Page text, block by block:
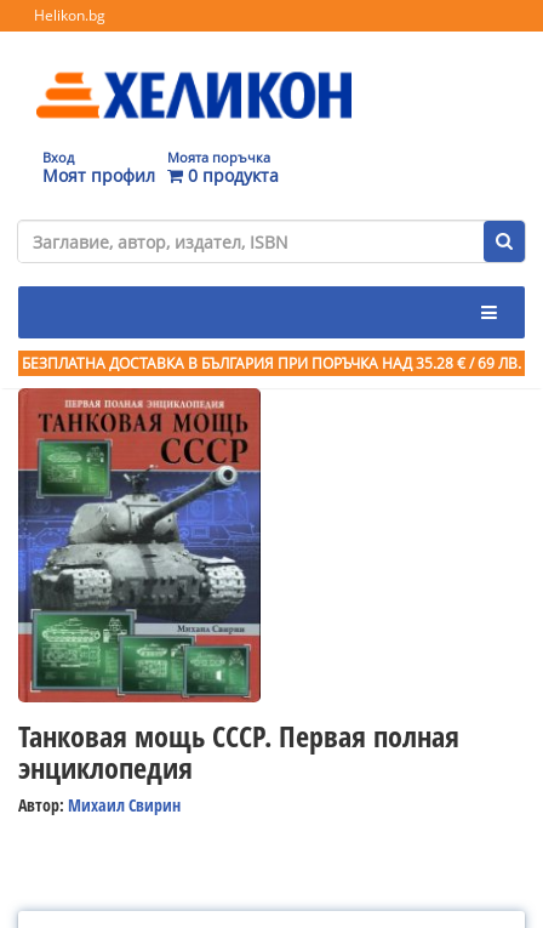
Helikon.bg
Вход
Моят профил
Моята поръчка
0 продукта
БЕЗПЛАТНА ДОСТАВКА В БЪЛГАРИЯ ПРИ ПОРЪЧКА НАД 35.28 € / 69 ЛВ.
Танковая мощь СССР. Первая полная
энциклопедия
Автор: Михаил Свирин